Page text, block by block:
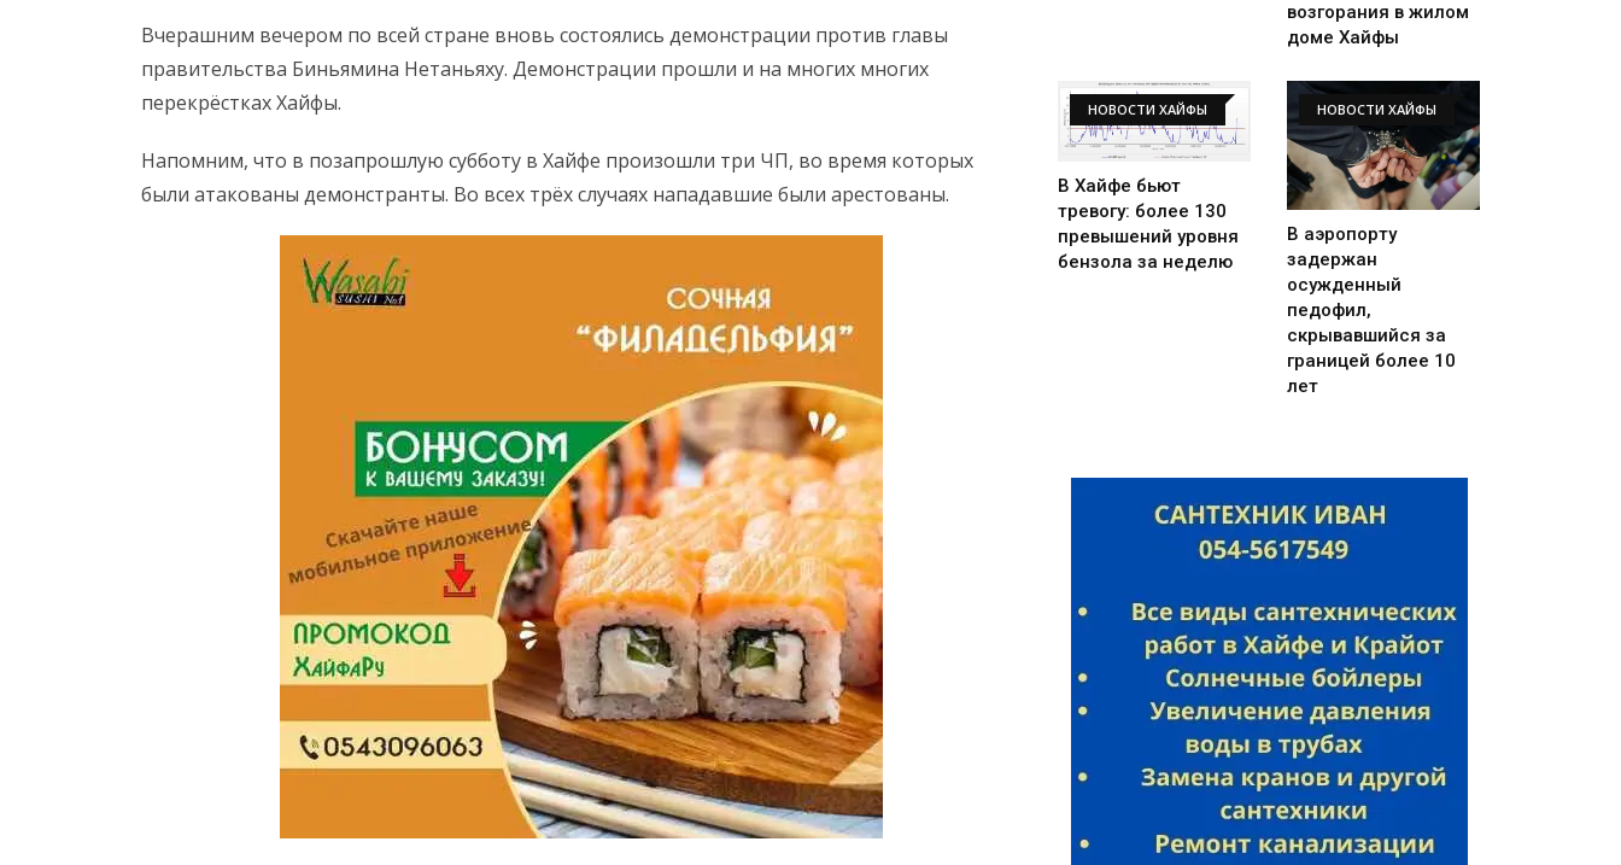
Вчерашним вечером по всей стране вновь состоялись демонстрации против главы
правительства Биньямина Нетаньяху. Демонстрации прошли и на многих многих
перекрёстках Хайфы.
Напомним, что в позапрошлую субботу в Хайфе произошли три ЧП, во время которых
были атакованы демонстранты. Во всех трёх случаях нападавшие были арестованы.
возгорания в жилом
доме Хайфы
НОВОСТИ ХАЙФЫ
В Хайфе бьют
тревогу: более 130
превышений уровня
бензола за неделю
НОВОСТИ ХАЙФЫ
В аэропорту
задержан
осужденный
педофил,
скрывавшийся за
границей более 10
лет